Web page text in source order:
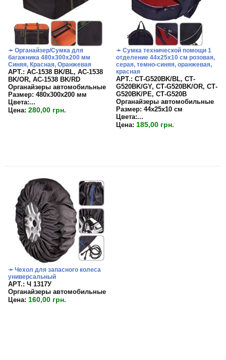
➛ Органайзер/Сумка для
багажника 480х300х200 мм
Синяя, Красная, Оранжевая
APT.: АС-1538 BK/BL, АС-1538
BK/OR, АС-1538 BK/RD
Органайзеры автомобильные
Размер: 480х300х200 мм
Цвета:...
Цена: 280,00 грн.
➛ Сумка технической помощи 1
отделение 44х25х10 см розовая,
серая, темно-синяя, оранжевая,
красная
APT.: СТ-G520BK/BL, СТ-
G520BK/GY, СТ-G520BK/OR, СТ-
G520BK/PE, СТ-G520B
Органайзеры автомобильные
Размер: 44х25х10 см
Цвета:...
Цена: 185,00 грн.
➛ Чехол для запасного колеса
универсальный
APT.: Ч 1317У
Органайзеры автомобильные
Цена: 160,00 грн.